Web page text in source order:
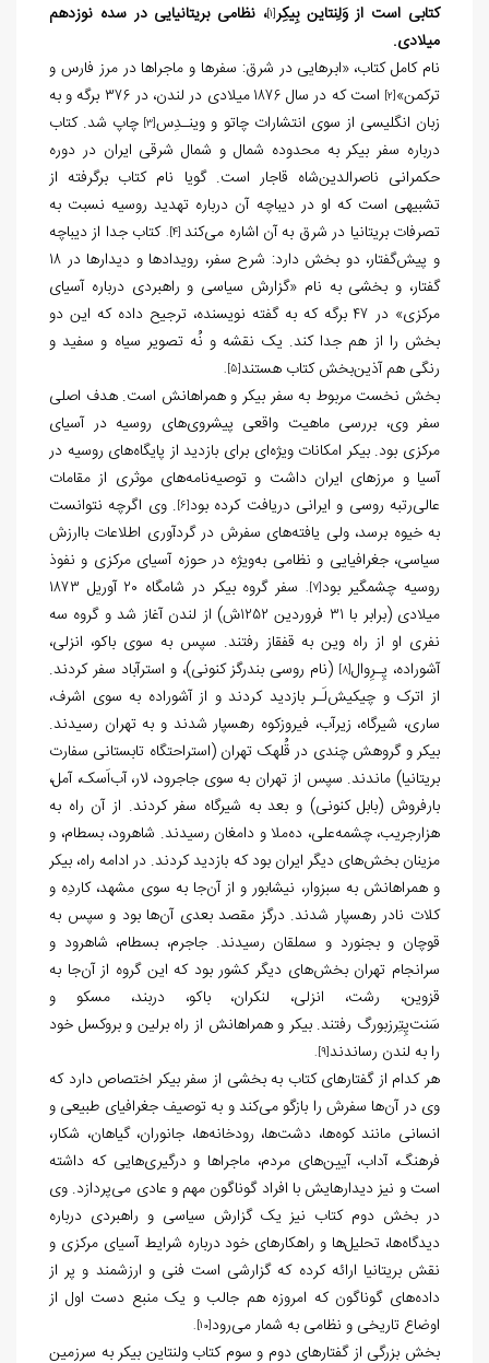
کتابی است از وَلِنتاین بِیکِر[1] ، نظامی بریتانیایی در سده نوزدهم
میلادی.
نام کامل کتاب، «ابرهایی در شرق: سفرها و ماجراها در مرز فارس و
ترکمن»[2] است که در سال 1876 میلادی در لندن، در 376 برگه و به
زبان انگلیسی از سوی انتشارات چاتو و وینـدِس[3]
چاپ شد. کتاب
درباره سفر بیکر به محدوده شمال و شمال شرقی ایران در دوره
حکمرانی ناصرالدین‌شاه قاجار است. گویا نام کتاب برگرفته از
تشبیهی است که او در دیباچه آن درباره تهدید روسیه نسبت به
تصرفات بریتانیا در شرق به آن اشاره می‌کند [4]
. کتاب جدا از دیباچه
و پیش‌گفتار، دو بخش دارد: شرح سفر، رویدادها و دیدارها در 18
گفتار، و بخشی به نام «گزارش سیاسی و راهبردی درباره آسیای
مرکزی» در 47 برگه‌ که به گفته نویسنده، ترجیح داده که این دو
بخش را از هم جدا کند. یک نقشه و نُه تصویر سیاه و سفید و
رنگی هم آذین‌بخش کتاب هستند[5]
.
بخش نخست مربوط به سفر بیکر و همراهانش است. هدف اصلی
سفر وی، بررسی ماهیت واقعی پیشروی‌های روسیه در آسیای
مرکزی بود. بیکر امکانات ویژهای برای بازدید از پایگاههای روسیه در
آسیا و مرزهای ایران داشت و توصیهنامههای موثری از مقامات
عالی‌رتبه روسی و ایرانی دریافت کرده بود[6]
. وی اگرچه نتوانست
به خیوه برسد، ولی یافته‌های سفرش در گردآوری اطلاعات باارزش
سیاسی، جغرافیایی و نظامی به‌ویژه در حوزه آسیای مرکزی و نفوذ
روسیه چشمگیر بود[7]
.سفر گروه بیکر در شامگاه 20 آوریل 1873
میلادی (برابر با 31 فروردین 1252ش) از لندن آغاز‌ شد و گروه سه
نفری او از راه وین به قفقاز رفتند. سپس به سوی باکو، انزلی،
آشوراده، پِـرِوال[8]
(نام روسی بندرگز کنونی)، و استرآباد سفر کردند.
از اترک و چیکیشلَـر بازدید کردند و از آشوراده به سوی اشرف،
ساری، شیرگاه، زیرآب، فیروزکوه رهسپار شدند و به تهران رسیدند.
بیکر و گروهش چندی در قُلهک تهران (استراحتگاه تابستانی سفارت
بریتانیا) ماندند. سپس از تهران به سوی جاجرود، لار، آب‌اَسک، آمل،
بارفروش (بابل کنونی) و بعد به شیرگاه سفر کردند. از آن راه به
هزارجریب، چشمه‌علی، ده‌ملا و دامغان رسیدند. شاهرود، بسطام، و
مزینان بخش‌های دیگر ایران بود که بازدید کردند. در ادامه راه، بیکر
و همراهانش به سبزوار، نیشابور و از آن‌جا به سوی مشهد، کاردِه و
کلات نادر رهسپار شدند. درگز مقصد بعدی آن‌ها بود و سپس به
قوچان و بجنورد و سملقان رسیدند. جاجرم، بسطام، شاهرود و
سرانجام تهران بخش‌های دیگر کشور بود که این گروه از آن‌جا به
قزوین، رشت، انزلی، لنکران، باکو، دربند، مسکو و
سَنت‌پِتِرزبورگ رفتند. بیکر و همراهانش از راه برلین و بروکسل خود
را به لندن رساندند[9]
.
هر کدام از گفتارهای کتاب به بخشی از سفر بیکر اختصاص دارد که
وی در آن‌ها سفرش را بازگو می‌کند و به توصیف جغرافیای طبیعی و
انسانی مانند کوه‌ها، دشت‌ها، رودخانه‌ها، جانوران، گیاهان، شکار،
فرهنگ، آداب، آیین‌های مردم، ماجراها و درگیری‌هایی که داشته
است و نیز دیدارهایش با افراد گوناگون مهم و عادی می‌پردازد. وی
در بخش دوم کتاب نیز یک گزارش سیاسی و راهبردی درباره
دیدگاه‌ها، تحلیل‌ها و راهکارهای خود درباره شرایط آسیای مرکزی و
نقش بریتانیا ارائه کرده که گزارشی است فنی و ارزشمند و پر از
داده‌های گوناگون که امروزه هم جالب و یک منبع دست‌ اول از
اوضاع تاریخی و نظامی به شمار می‌رود[10]
.
بخش بزرگی از گفتارهای دوم و سوم کتاب ولنتاین بیکر به سرزمین